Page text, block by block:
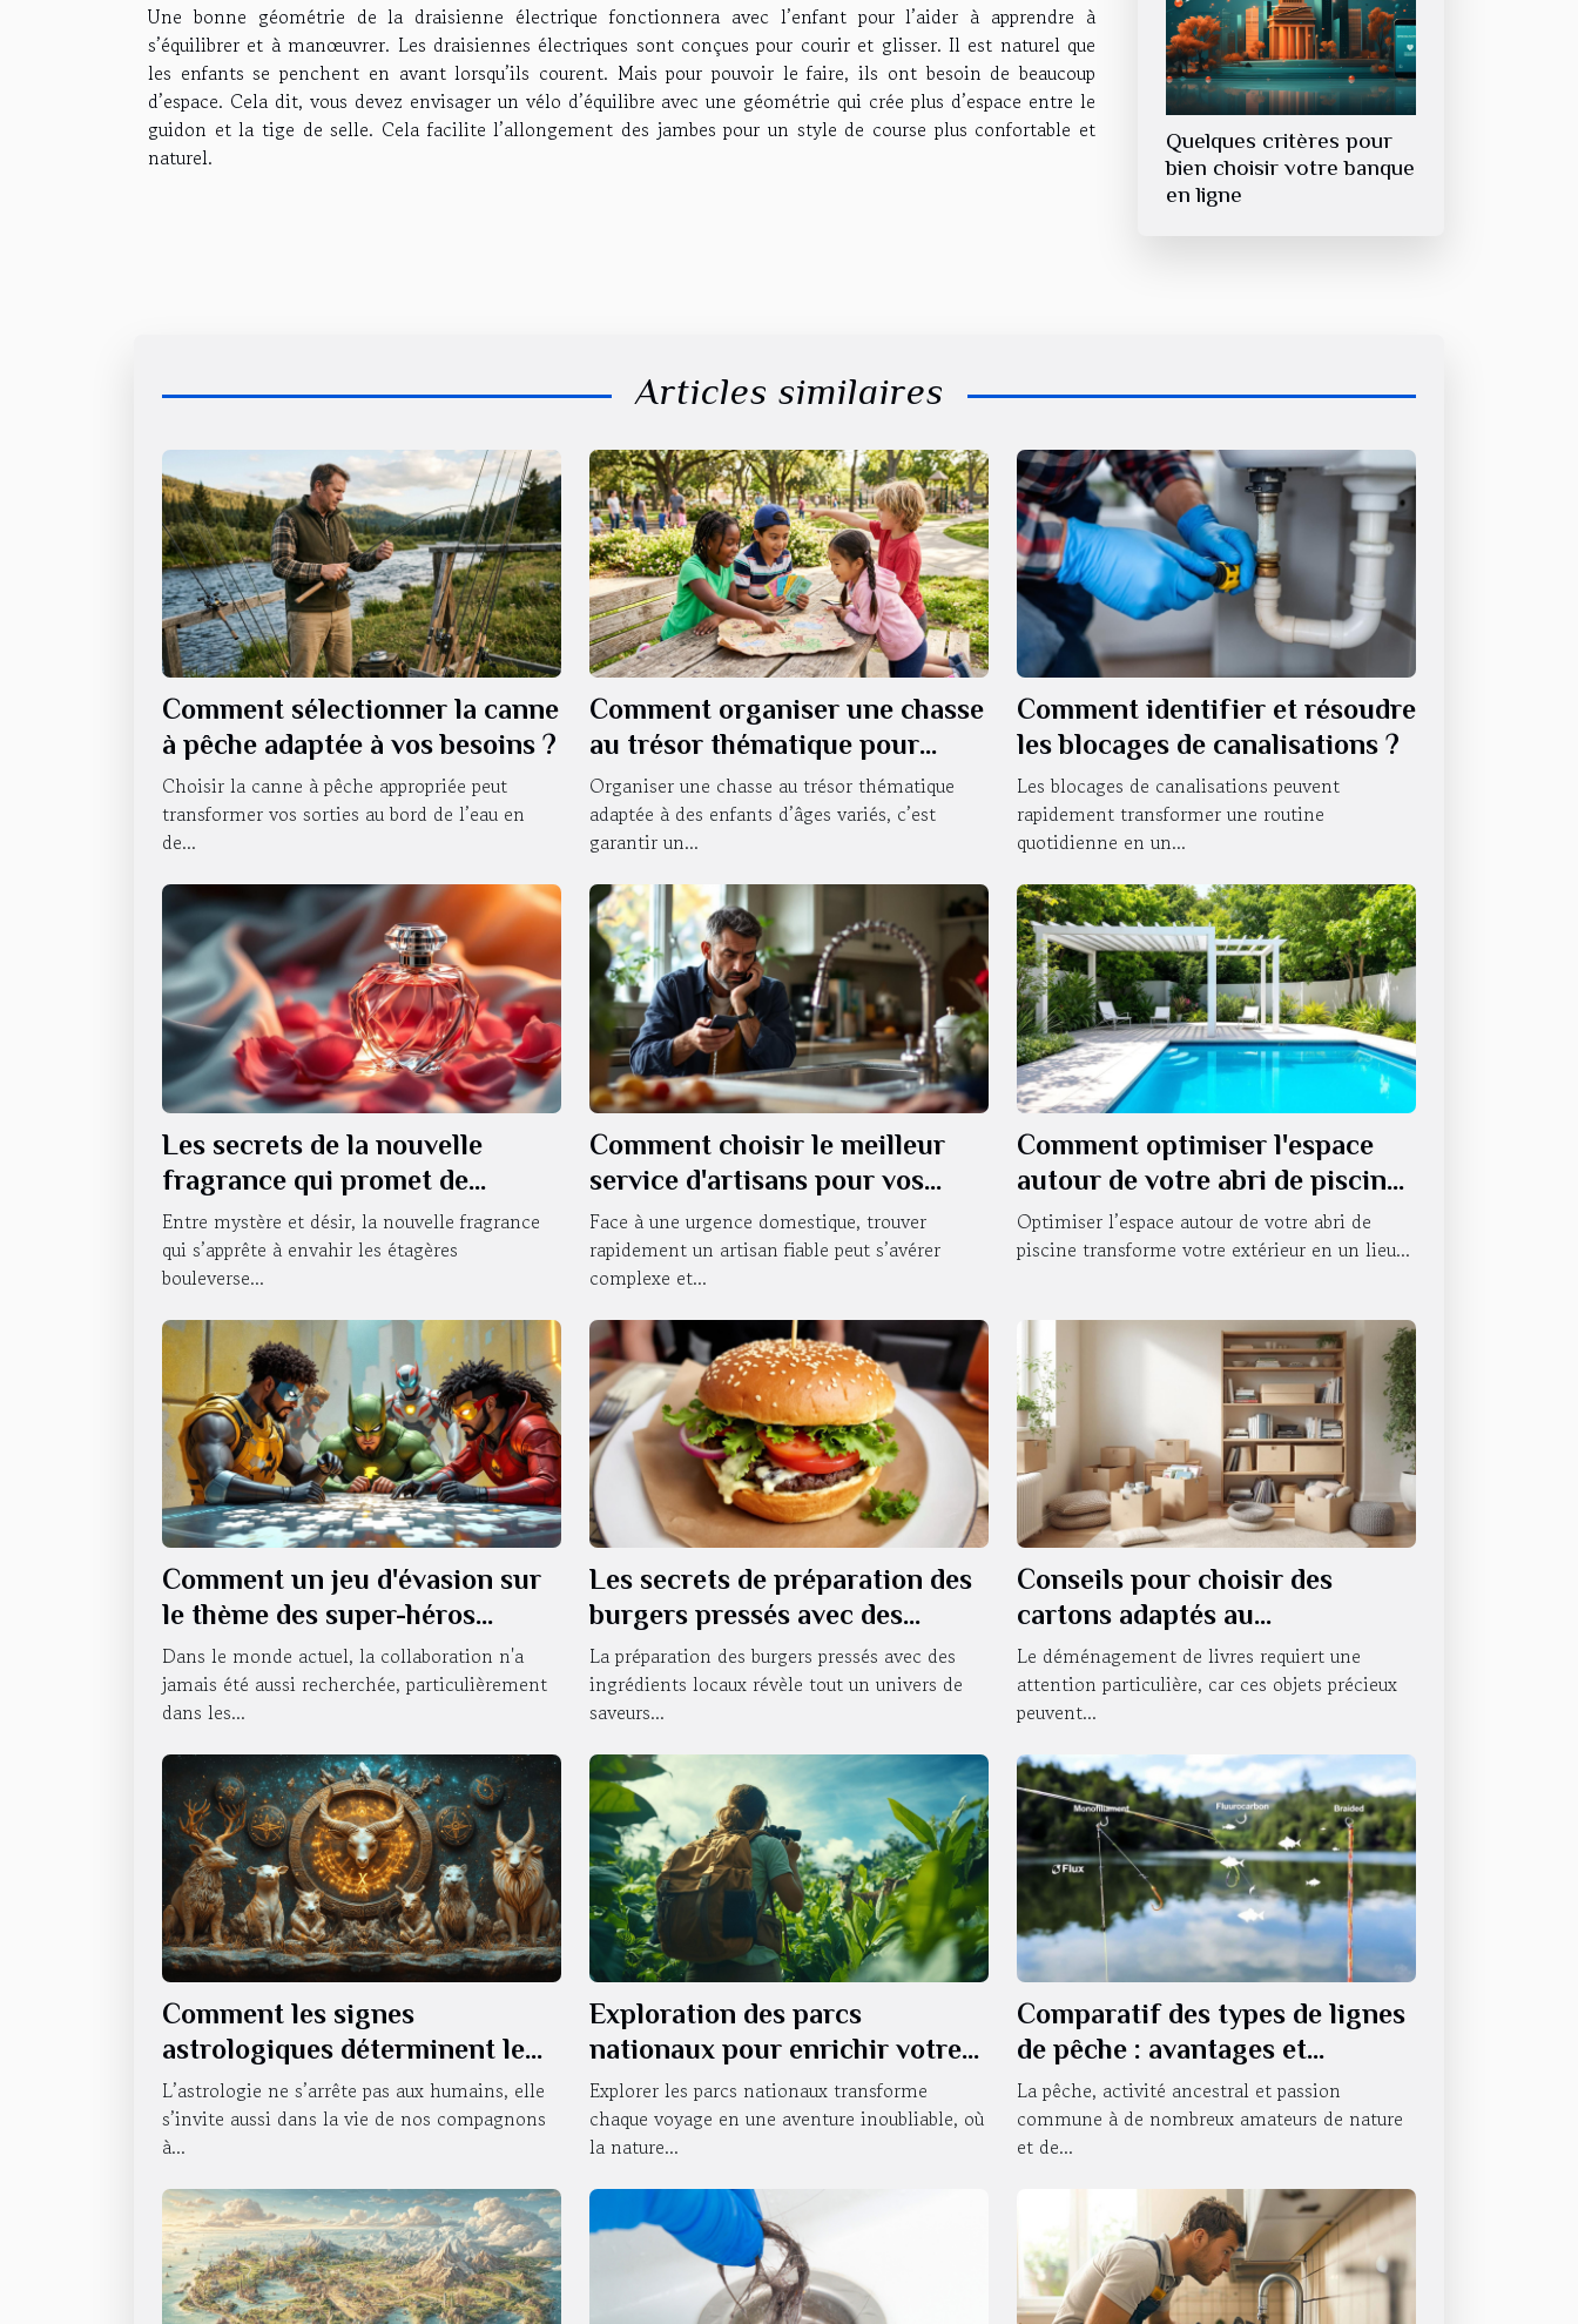
Une bonne géométrie de la draisienne électrique fonctionnera avec l’enfant pour l’aider à apprendre à
s’équilibrer et à manœuvrer. Les draisiennes électriques sont conçues pour courir et glisser. Il est naturel que
les enfants se penchent en avant lorsqu’ils courent. Mais pour pouvoir le faire, ils ont besoin de beaucoup
d’espace. Cela dit, vous devez envisager un vélo d’équilibre avec une géométrie qui crée plus d’espace entre le
guidon et la tige de selle. Cela facilite l’allongement des jambes pour un style de course plus confortable et
naturel.
Quelques critères pour
bien choisir votre banque
en ligne
Articles similaires
Comment sélectionner la canne
à pêche adaptée à vos besoins ?
Choisir la canne à pêche appropriée peut
transformer vos sorties au bord de l’eau en
de...
Comment organiser une chasse
au trésor thématique pour
enfants de différents âges ?
Organiser une chasse au trésor thématique
adaptée à des enfants d’âges variés, c’est
garantir un...
Comment identifier et résoudre
les blocages de canalisations ?
Les blocages de canalisations peuvent
rapidement transformer une routine
quotidienne en un...
Les secrets de la nouvelle
fragrance qui promet de
révolutionner la séduction
Entre mystère et désir, la nouvelle fragrance
qui s’apprête à envahir les étagères
bouleverse...
Comment choisir le meilleur
service d'artisans pour vos
urgences domestiques ?
Face à une urgence domestique, trouver
rapidement un artisan fiable peut s’avérer
complexe et...
Comment optimiser l'espace
autour de votre abri de piscine
?
Optimiser l’espace autour de votre abri de
piscine transforme votre extérieur en un lieu...
Comment un jeu d'évasion sur
le thème des super-héros
renforce le travail d'équipe ?
Dans le monde actuel, la collaboration n'a
jamais été aussi recherchée, particulièrement
dans les...
Les secrets de préparation des
burgers pressés avec des
ingrédients locaux
La préparation des burgers pressés avec des
ingrédients locaux révèle tout un univers de
saveurs...
Conseils pour choisir des
cartons adaptés au
déménagement de livres
Le déménagement de livres requiert une
attention particulière, car ces objets précieux
peuvent...
Comment les signes
astrologiques déterminent le
caractère de nos animaux
domestiques
L’astrologie ne s’arrête pas aux humains, elle
s’invite aussi dans la vie de nos compagnons
à...
Exploration des parcs
nationaux pour enrichir votre
voyage
Explorer les parcs nationaux transforme
chaque voyage en une aventure inoubliable, où
la nature...
Comparatif des types de lignes
de pêche : avantages et
utilisations
La pêche, activité ancestral et passion
commune à de nombreux amateurs de nature
et de...